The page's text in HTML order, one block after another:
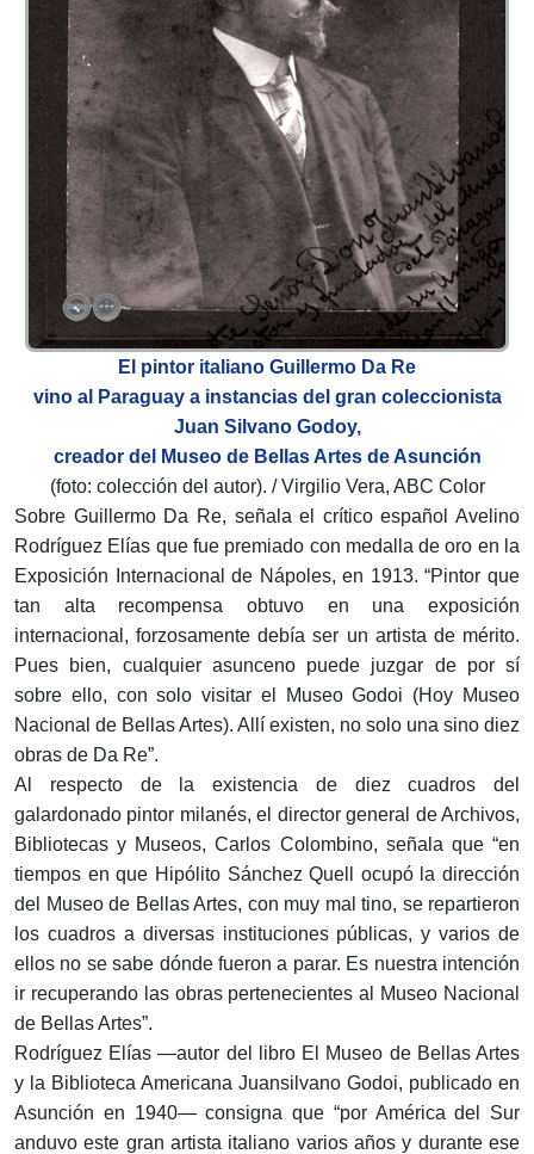
El pintor italiano Guillermo Da Re
vino al Paraguay a instancias del gran coleccionista
Juan Silvano Godoy,
creador del Museo de Bellas Artes de Asunción
(foto: colección del autor). / Virgilio Vera, ABC Color
Sobre Guillermo Da Re, señala el crítico español Avelino
Rodríguez Elías que fue premiado con medalla de oro en la
Exposición Internacional de Nápoles, en 1913. “Pintor que
tan alta recompensa obtuvo en una exposición
internacional, forzosamente debía ser un artista de mérito.
Pues bien, cualquier asunceno puede juzgar de por sí
sobre ello, con solo visitar el Museo Godoi (Hoy Museo
Nacional de Bellas Artes). Allí existen, no solo una sino diez
obras de Da Re”.
Al respecto de la existencia de diez cuadros del
galardonado pintor milanés, el director general de Archivos,
Bibliotecas y Museos, Carlos Colombino, señala que “en
tiempos en que Hipólito Sánchez Quell ocupó la dirección
del Museo de Bellas Artes, con muy mal tino, se repartieron
los cuadros a diversas instituciones públicas, y varios de
ellos no se sabe dónde fueron a parar. Es nuestra intención
ir recuperando las obras pertenecientes al Museo Nacional
de Bellas Artes”.
Rodríguez Elías —autor del libro El Museo de Bellas Artes
y la Biblioteca Americana Juansilvano Godoi, publicado en
Asunción en 1940— consigna que “por América del Sur
anduvo este gran artista italiano varios años y durante ese